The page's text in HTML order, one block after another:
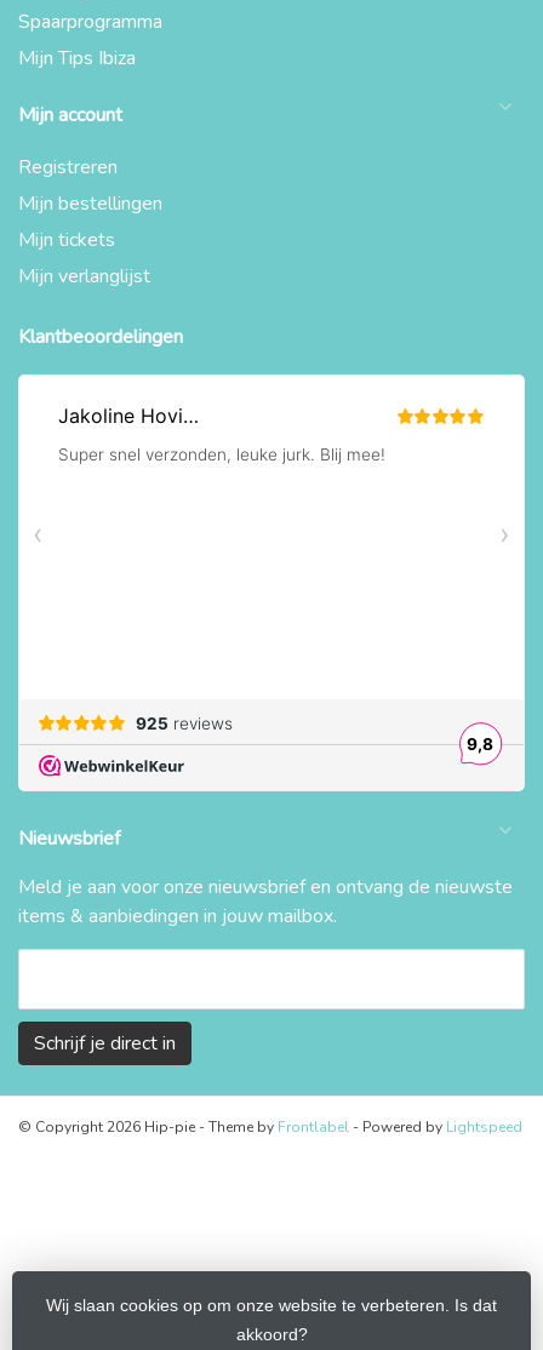
Spaarprogramma
Mijn Tips Ibiza
Mijn account
Registreren
Mijn bestellingen
Mijn tickets
Mijn verlanglijst
Klantbeoordelingen
Nieuwsbrief
Meld je aan voor onze nieuwsbrief en ontvang de nieuwste
items & aanbiedingen in jouw mailbox.
Schrijf je direct in
Wij slaan cookies op om onze website te verbeteren. Is dat
akkoord?
© Copyright 2026 Hip-pie - Theme by Frontlabel - Powered by Lightspeed